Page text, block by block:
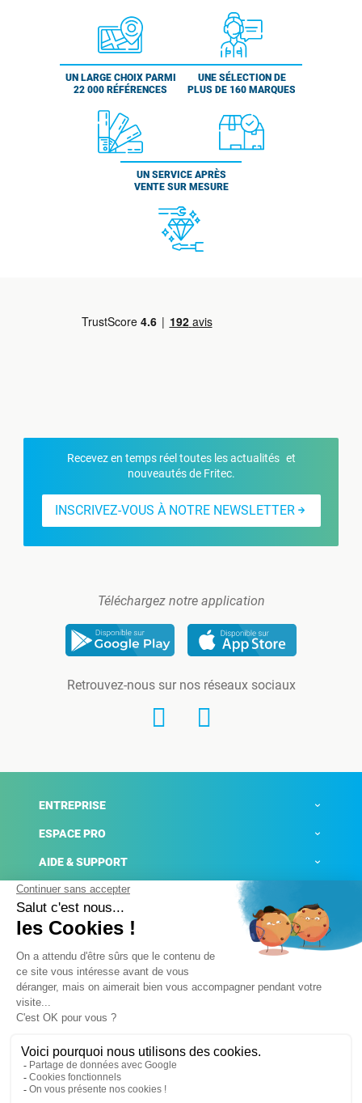
UN LARGE CHOIX PARMI
22 000 RÉFÉRENCES
UNE SÉLECTION DE
PLUS DE 160 MARQUES
UN SERVICE APRÈS
VENTE SUR MESURE
Recevez en temps réel toutes les actualités et
nouveautés de Fritec.
INSCRIVEZ-VOUS À NOTRE NEWSLETTER
Téléchargez notre application
Retrouvez-nous sur nos réseaux sociaux
ENTREPRISE
ESPACE PRO
AIDE & SUPPORT
ACTUALITÉS
Mentions légales
Conditions générales de ventes
Plateforme de signalement